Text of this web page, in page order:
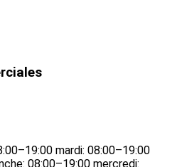
mardi: 08:00–19:00
08:00–19:00 mercredi: